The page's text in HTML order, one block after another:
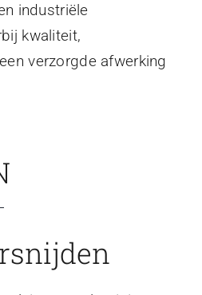
industriële
kwaliteit,
verzorgde afwerking